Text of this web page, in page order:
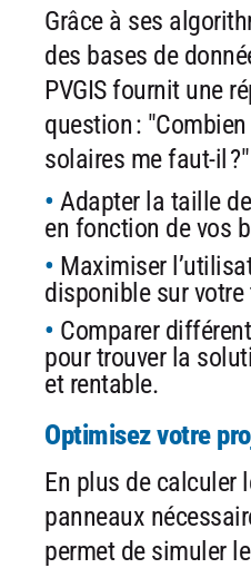
Grâce à ses
des bases de
PVGIS fournit une
question :
solaires me faut-il
Adapter la taille
en fonction de vos
Maximiser
disponible sur
Comparer
pour trouver la
et rentable.
Optimisez votre
En plus de calculer
panneaux
permet de simuler